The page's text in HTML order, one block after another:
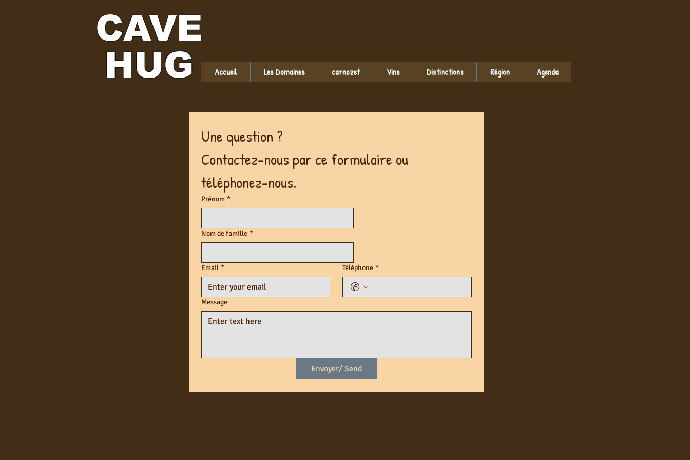
CAVE
HUG
Accueil Les Domaines carnozet Vins Distinctions Région Agenda
Contactez-nous par ce formulaire ou
Prénom *
Nom de famille *
Email * Téléphone *
Message
Envoyer/ Send